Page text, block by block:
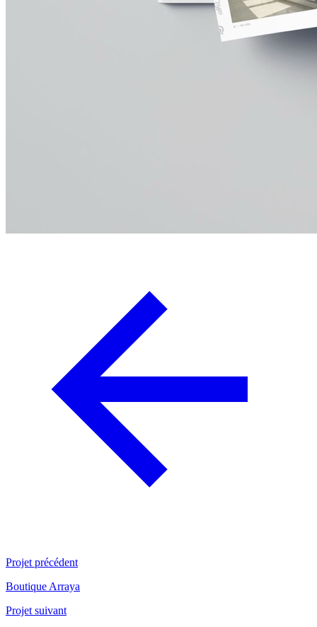
Projet précédent
Boutique Arraya
Projet suivant